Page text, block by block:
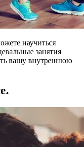
научиться
занятия
вашу внутреннюю